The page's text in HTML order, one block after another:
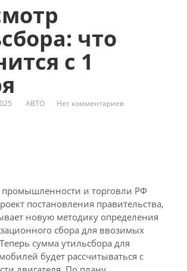
что
с 1
АВТО Нет комментариев
промышленности и торговли РФ
постановления правительства,
новую методику определения
сбора для ввозимых
сумма утильсбора для
будет рассчитываться с